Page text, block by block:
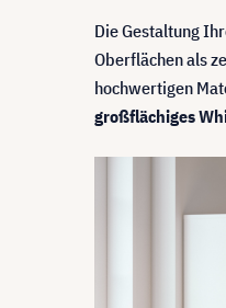
Die Gestaltung
Oberflächen als
hochwertigen
großflächiges